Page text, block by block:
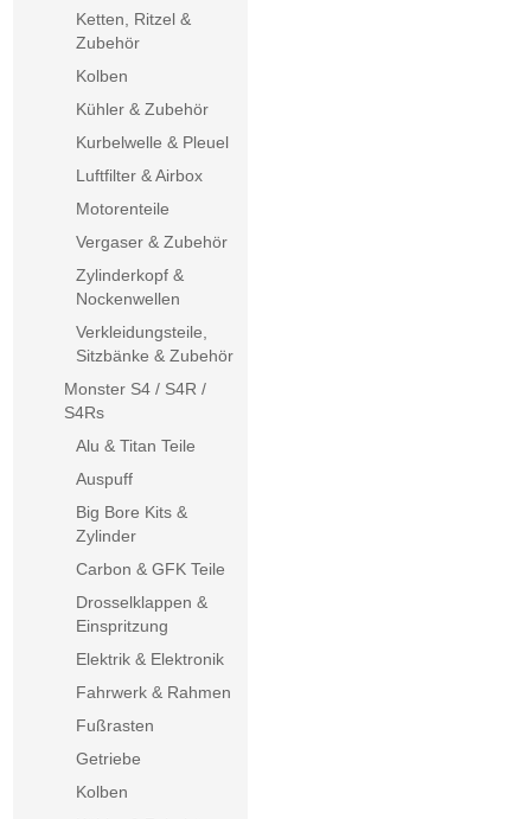
Ketten, Ritzel &
Zubehör
Kolben
Kühler & Zubehör
Kurbelwelle & Pleuel
Luftfilter & Airbox
Motorenteile
Vergaser & Zubehör
Zylinderkopf &
Nockenwellen
Verkleidungsteile,
Sitzbänke & Zubehör
Monster S4 / S4R /
S4Rs
Alu & Titan Teile
Auspuff
Big Bore Kits &
Zylinder
Carbon & GFK Teile
Drosselklappen &
Einspritzung
Elektrik & Elektronik
Fahrwerk & Rahmen
Fußrasten
Getriebe
Kolben